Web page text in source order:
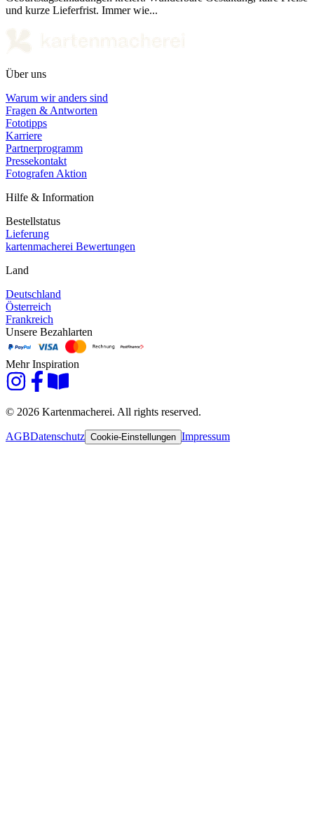
und kurze Lieferfrist. Immer wie...
Über uns
Warum wir anders sind
Fragen & Antworten
Fototipps
Karriere
Partnerprogramm
Pressekontakt
Fotografen Aktion
Hilfe & Information
Bestellstatus
Lieferung
kartenmacherei Bewertungen
Land
Deutschland
Österreich
Frankreich
Unsere Bezahlarten
Mehr Inspiration
© 2026 Kartenmacherei. All rights reserved.
AGBDatenschutz Cookie-Einstellungen Impressum